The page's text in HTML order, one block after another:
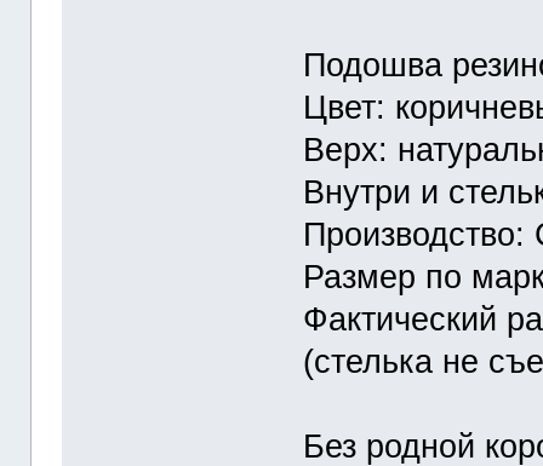
Подошва
Цвет:
Верх:
Внутри и
Размер по
Фактический
(стелька не
Без родной